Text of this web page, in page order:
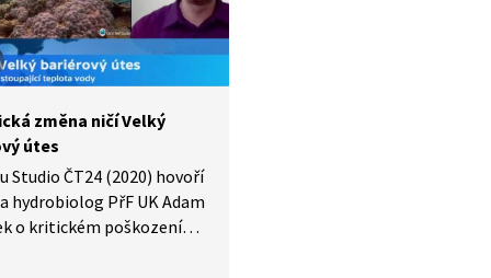
změna ničí Velký
útes
Studio ČT24 (2020) hovoří
hydrobiolog PřF UK Adam
o kritickém poškození